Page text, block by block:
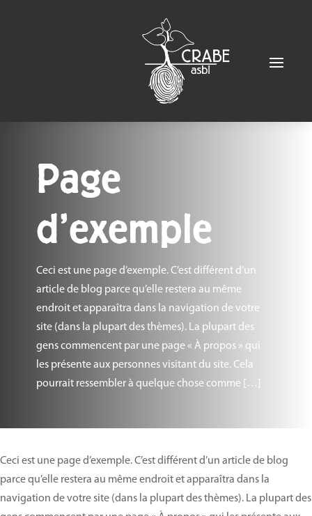
Page
d’exemple
Ceci est une page d’exemple. C’est différent d’un
article de blog parce qu’elle restera au même
endroit et apparaîtra dans la navigation de votre
site (dans la plupart des thèmes). La plupart des
gens commencent par une page « À propos » qui
les présente aux personnes visitant du site. Cela
pourrait ressembler à quelque chose comme […]
Ceci est une page d’exemple. C’est différent d’un article de blog
parce qu’elle restera au même endroit et apparaîtra dans la
navigation de votre site (dans la plupart des thèmes). La plupart des